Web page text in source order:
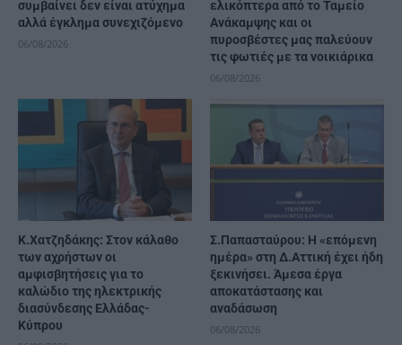
συμβαίνει δεν είναι ατύχημα
αλλά έγκλημα συνεχιζόμενο
06/08/2026
ελικόπτερα από το Ταμείο
Ανάκαμψης και οι
πυροσβέστες μας παλεύουν
τις φωτιές με τα νοικιάρικα
06/08/2026
Κ.Χατζηδάκης: Στον κάλαθο
των αχρήστων οι
αμφισβητήσεις για το
καλώδιο της ηλεκτρικής
διασύνδεσης Ελλάδας-
Κύπρου
Σ.Παπασταύρου: Η «επόμενη
ημέρα» στη Δ.Αττική έχει ήδη
ξεκινήσει. Άμεσα έργα
αποκατάστασης και
αναδάσωση
06/08/2026